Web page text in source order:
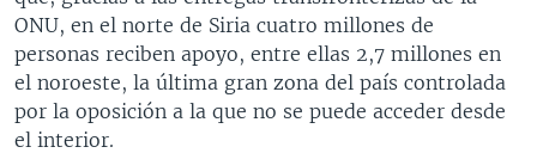
ONU, en el norte de Siria cuatro millones de
personas reciben apoyo, entre ellas 2,7 millones en
el noroeste, la última gran zona del país controlada
por la oposición a la que no se puede acceder desde
el interior.